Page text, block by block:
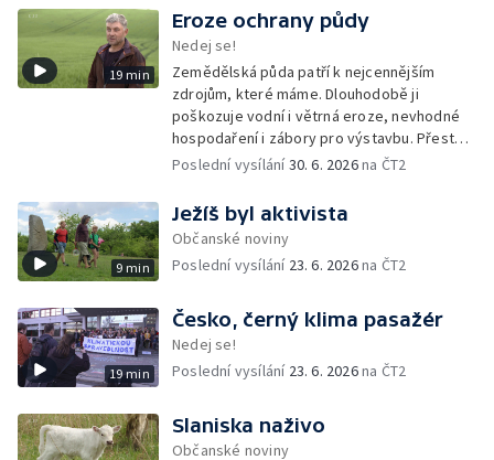
pomoci při jejich vyšetřování.
19 min
Eroze ochrany půdy
Nedej se!
Zemědělská půda patří k nejcennějším
zdrojům, které máme. Dlouhodobě ji
poškozuje vodní i větrná eroze, nevhodné
hospodaření i zábory pro výstavbu. Přesto
česká vláda připravuje změny, které by část
Poslední vysílání30. 6. 2026na ČT2
9 min
Ježíš byl aktivista
Občanské noviny
Poslední vysílání 23. 6. 2026na ČT2
19 min
Česko, černý klima pasažér
Nedej se!
Poslední vysílání 23. 6. 2026na ČT2
Slaniska naživo
Občanské noviny